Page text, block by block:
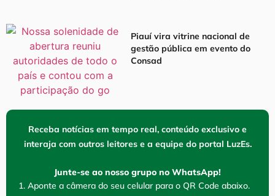
Piauí vira vitrine nacional de
gestão pública em evento do
Consad
Receba notícias em tempo real, conteúdo exclusivo e
interaja com outros leitores e a equipe do portal LuzEs.
Junte-se ao nosso grupo no WhatsApp!
1. Aponte a câmera do seu celular para o QR Code abaixo.